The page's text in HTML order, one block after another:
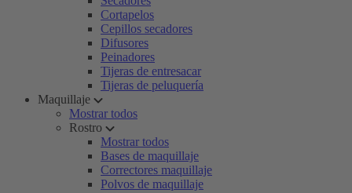
Cortapelos
Cepillos secadores
Difusores
Peinadores
Tijeras de entresacar
Tijeras de peluquería
Maquillaje
Mostrar todos
Rostro
Mostrar todos
Bases de maquillaje
Correctores maquillaje
Polvos de maquillaje